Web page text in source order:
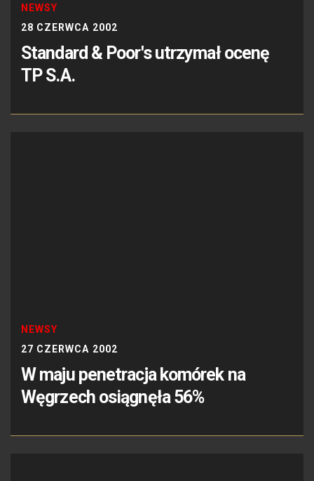
NEWSY
28 CZERWCA 2002
Standard & Poor's utrzymał ocenę
TP S.A.
NEWSY
27 CZERWCA 2002
W maju penetracja komórek na
Węgrzech osiągnęła 56%